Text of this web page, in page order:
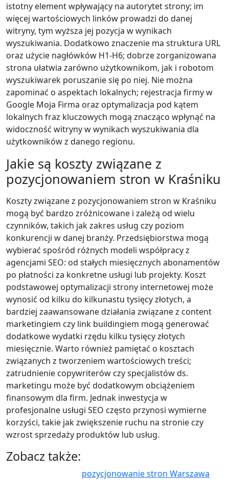
istotny element wpływający na autorytet strony; im
więcej wartościowych linków prowadzi do danej
witryny, tym wyższa jej pozycja w wynikach
wyszukiwania. Dodatkowo znaczenie ma struktura URL
oraz użycie nagłówków H1-H6; dobrze zorganizowana
strona ułatwia zarówno użytkownikom, jak i robotom
wyszukiwarek poruszanie się po niej. Nie można
zapominać o aspektach lokalnych; rejestracja firmy w
Google Moja Firma oraz optymalizacja pod kątem
lokalnych fraz kluczowych mogą znacząco wpłynąć na
widoczność witryny w wynikach wyszukiwania dla
użytkowników z danego regionu.
Jakie są koszty związane z
pozycjonowaniem stron w Kraśniku
Koszty związane z pozycjonowaniem stron w Kraśniku
mogą być bardzo zróżnicowane i zależą od wielu
czynników, takich jak zakres usług czy poziom
konkurencji w danej branży. Przedsiębiorstwa mogą
wybierać spośród różnych modeli współpracy z
agencjami SEO: od stałych miesięcznych abonamentów
po płatności za konkretne usługi lub projekty. Koszt
podstawowej optymalizacji strony internetowej może
wynosić od kilku do kilkunastu tysięcy złotych, a
bardziej zaawansowane działania związane z content
marketingiem czy link buildingiem mogą generować
dodatkowe wydatki rzędu kilku tysięcy złotych
miesięcznie. Warto również pamiętać o kosztach
związanych z tworzeniem wartościowych treści;
zatrudnienie copywriterów czy specjalistów ds.
marketingu może być dodatkowym obciążeniem
finansowym dla firm. Jednak inwestycja w
profesjonalne usługi SEO często przynosi wymierne
korzyści, takie jak zwiększenie ruchu na stronie czy
wzrost sprzedaży produktów lub usług.
Zobacz także:
pozycjonowanie stron Warszawa